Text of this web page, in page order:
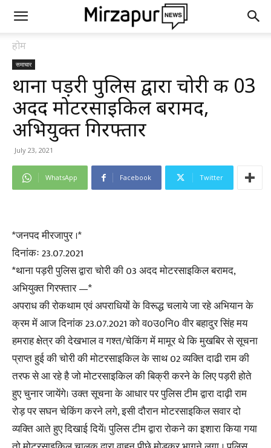
होम
समाचार
थाना पड़री पुलिस द्वारा चोरी की 03
अदद मोटरसाइकिल बरामद,
अभियुक्त गिरफ्तार
July 23, 2021
WhatsApp Facebook Twitter
*जनपद मीरजापुर ।*
दिनांकः 23.07.2021
*थाना पड़री पुलिस द्वारा चोरी की 03 अदद मोटरसाइकिल बरामद,
अभियुक्त गिरफ्तार —*
अपराध की रोकथाम एवं अपराधियों के विरूद्ध चलाये जा रहे अभियान के
क्रम में आज दिनांक 23.07.2021 को व0उ0नि0 वीर बहादुर सिंह मय
हमराह क्षेत्र की देखभाल व गश्त/चेकिंग में मामूर थे कि मुखबिर से सूचना
प्राप्त हुई की चोरी की मोटरसाइकिल के साथ 02 व्यक्ति दाढी राम की
तरफ से आ रहे है जो मोटरसाइकिल की बिक्री करने के लिए पड़री होते
हुए चुनार जायेंगे। उक्त सूचना के आधार पर पुलिस टीम द्वारा दाढ़ी राम
रोड़ पर सघन चेकिंग करने लगे, इसी दौरान मोटरसाइकिल सवार दो
व्यक्ति आते हुए दिखाई दियें। पुलिस टीम द्वारा रोकने का इशारा किया गया